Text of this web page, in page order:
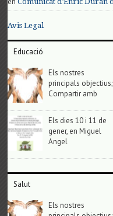
Avis Legal
Educació
Els nostres
principals objectius;
Compartir amb
Els dies 10 i 11 de
gener, en Miguel
Angel
Salut
Els nostres